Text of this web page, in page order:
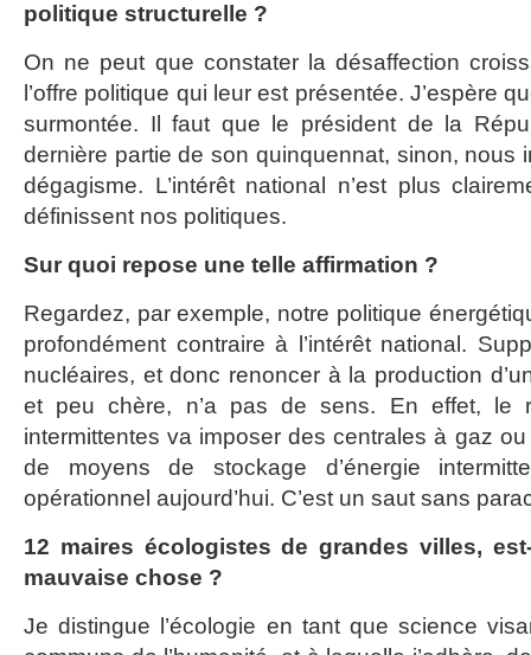
politique structurelle ?
On ne peut que constater la désaffection
l’offre politique qui leur est présentée. J’espère
surmontée. Il faut que le président de la
dernière partie de son quinquennat, sinon, nous
dégagisme. L’intérêt national n’est plus
définissent nos politiques.
Sur quoi repose une telle affirmation ?
Regardez, par exemple, notre politique
profondément contraire à l’intérêt national.
nucléaires, et donc renoncer à la production
et peu chère, n’a pas de sens. En effet, le
intermittentes va imposer des centrales à gaz
de moyens de stockage d’énergie
opérationnel aujourd’hui. C’est un saut sans
12 maires écologistes de grandes villes,
mauvaise chose ?
Je distingue l’écologie en tant que science